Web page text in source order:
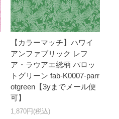
【カラーマッチ】ハワイ
アンファブリック レフ
ア・ラウアエ総柄 パロッ
トグリーン fab-K0007-parr
otgreen【3yまでメール便
可】
1,870円(税込)